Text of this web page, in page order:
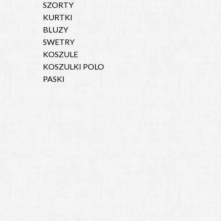
SZORTY
KURTKI
BLUZY
SWETRY
KOSZULE
KOSZULKI POLO
PASKI